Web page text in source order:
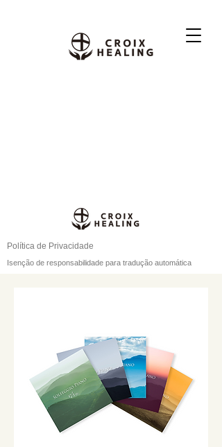
Política de Privacidade
Isenção de responsabilidade para tradução automática